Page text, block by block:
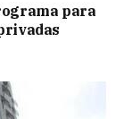
para